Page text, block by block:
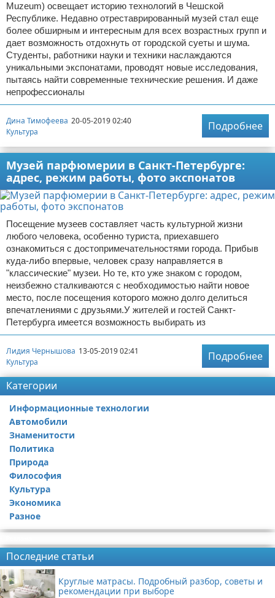
Muzeum) освещает историю технологий в Чешской
Республике. Недавно отреставрированный музей стал еще
более обширным и интересным для всех возрастных групп и
дает возможность отдохнуть от городской суеты и шума.
Студенты, работники науки и техники наслаждаются
уникальными экспонатами, проводят новые исследования,
пытаясь найти современные технические решения. И даже
непрофессионалы
Дина Тимофеева 20-05-2019 02:40
Культура
Подробнее
Музей парфюмерии в Санкт-Петербурге:
адрес, режим работы, фото экспонатов
Посещение музеев составляет часть культурной жизни
любого человека, особенно туриста, приехавшего
ознакомиться с достопримечательностями города. Прибыв
куда-либо впервые, человек сразу направляется в
"классические" музеи. Но те, кто уже знаком с городом,
неизбежно сталкиваются с необходимостью найти новое
место, после посещения которого можно долго делиться
впечатлениями с друзьями.У жителей и гостей Санкт-
Петербурга имеется возможность выбирать из
Лидия Чернышова 13-05-2019 02:41
Культура
Подробнее
Категории
Информационные технологии
Автомобили
Знаменитости
Политика
Природа
Философия
Культура
Экономика
Разное
Последние статьи
Круглые матрасы. Подробный разбор, советы и
рекомендации при выборе